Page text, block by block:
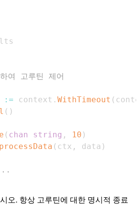
여 고루틴 제어
:= context . WithTimeout (
( )
( chan string , 10 )
processData ( ctx , data )
오. 항상 고루틴에 대한 명시적 종료